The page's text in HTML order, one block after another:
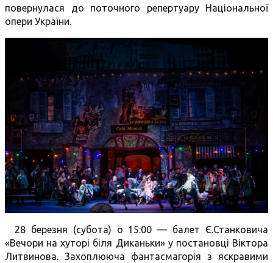
повернулася до поточного репертуару Національної
опери України.
28 березня (субота) о 15:00 — балет Є.Станковича
«Вечори на хуторі біля Диканьки» у постановці Віктора
Литвинова. Захоплююча фантасмагорія з яскравими